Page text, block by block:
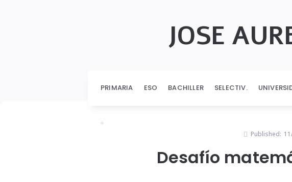
JOSE
PRIMARIA ESO BACHILLER SELECTIV.
Published:
Desafío